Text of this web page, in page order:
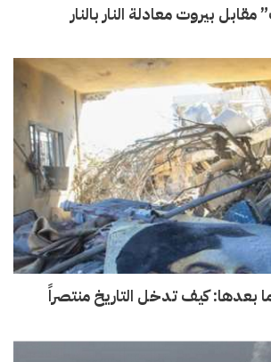
بيروت معادلة النار بالنار
بعدها: كيف تدخل التاريخ منتصراً